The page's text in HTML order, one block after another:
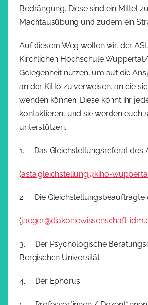
Bedrängung. Diese sind ein Mittel
Machtausübung und zudem ein
Auf diesem Weg wollen wir, der
Kirchlichen Hochschule
Gelegenheit nutzen, um auf die
an der KiHo zu verweisen, an die
wenden können. Diese könnt ihr
kontaktieren, und sie werden euch
unterstützen.
1. Das Gleichstellungsreferat des
(asta.gleichstellung@kiho-
2. Die Gleichstellungsbeauftragte
(jaeger@diakoniewissenschaft-
3. Der Psychologische
Bergischen Universität
4. Der Ephorus